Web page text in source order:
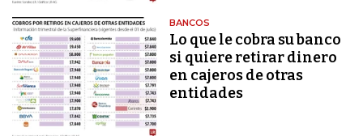
BANCOS
Lo que le cobra su banco
si quiere retirar dinero
en cajeros de otras
entidades